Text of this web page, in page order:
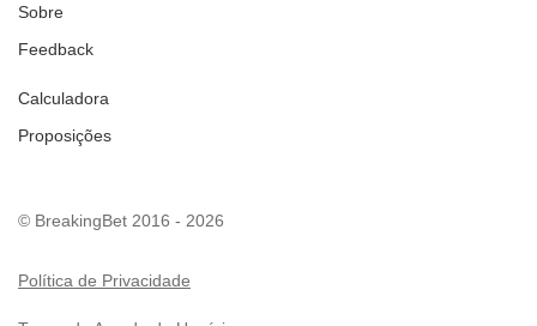
Sobre
Feedback
Calculadora
Proposições
© BreakingBet 2016 - 2026
Política de Privacidade